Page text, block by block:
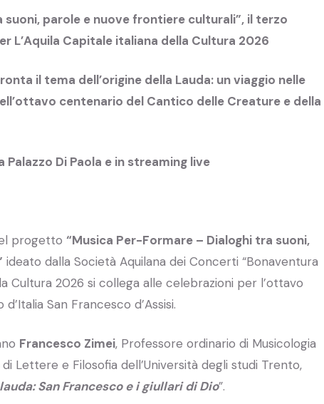
suoni, parole e nuove frontiere culturali”, il terzo
L’Aquila Capitale italiana della Cultura 2026
il tema dell’origine della Lauda: un viaggio nelle
centenario del Cantico delle Creature e della
Di Paola e in streaming live
progetto “Musica Per-Formare – Dialoghi tra suoni,
ideato dalla Società Aquilana dei Concerti “Bonaventura
Cultura 2026 si collega alle celebrazioni per l’ottavo
San Francesco d’Assisi.
Francesco Zimei, Professore ordinario di Musicologia
Lettere e Filosofia dell’Università degli studi Trento,
San Francesco e i giullari di Dio”.